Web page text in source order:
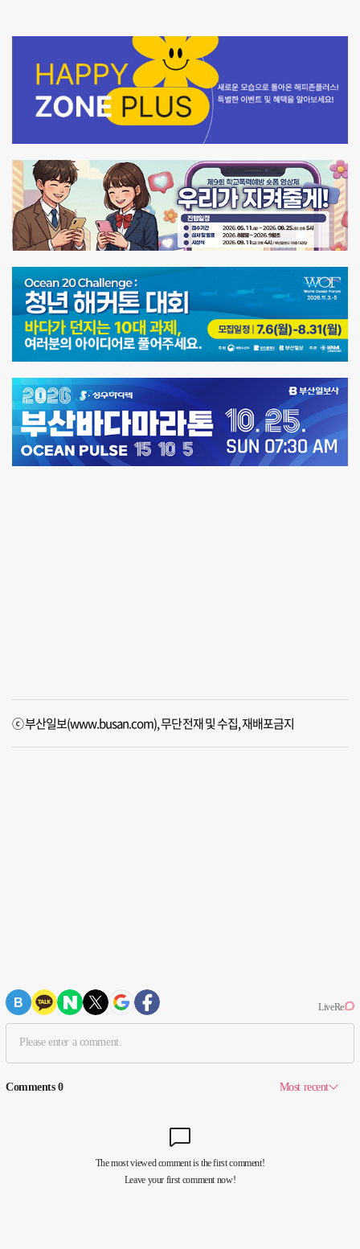
ⓒ 부산일보(www.busan.com), 무단전재 및 수집, 재배포금지